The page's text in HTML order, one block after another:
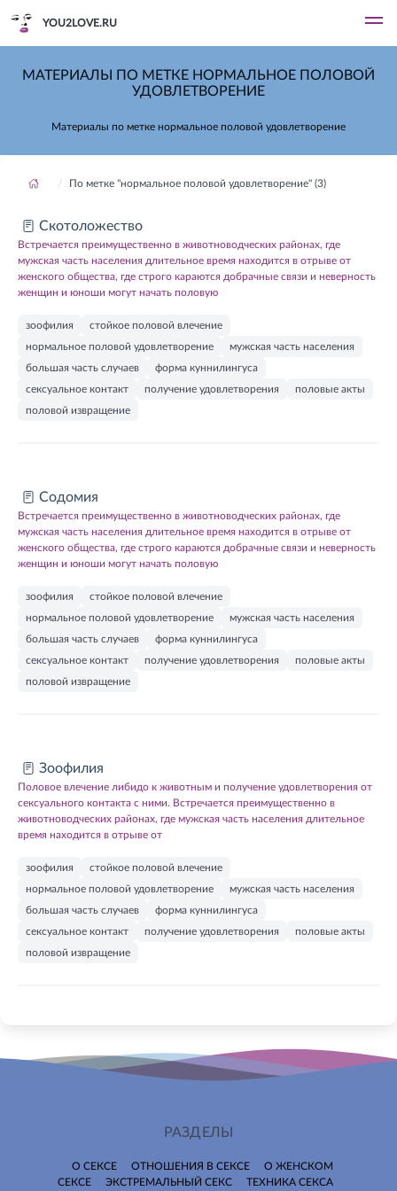
YOU2LOVE.RU
МАТЕРИАЛЫ ПО МЕТКЕ НОРМАЛЬНОЕ ПОЛОВОЙ
УДОВЛЕТВОРЕНИЕ
Материалы по метке нормальное половой удовлетворение
По метке "нормальное половой удовлетворение" (3)
Скотоложество
Встречается преимущественно в животноводческих районах, где
мужская часть населения длительное время находится в отрыве от
женского общества, где строго караются добрачные связи и неверность
женщин и юноши могут начать половую
зоофилия
стойкое половой влечение
нормальное половой удовлетворение
мужская часть населения
большая часть случаев
форма куннилингуса
сексуальное контакт
получение удовлетворения
половые акты
половой извращение
Содомия
Встречается преимущественно в животноводческих районах, где
мужская часть населения длительное время находится в отрыве от
женского общества, где строго караются добрачные связи и неверность
женщин и юноши могут начать половую
зоофилия
стойкое половой влечение
нормальное половой удовлетворение
мужская часть населения
большая часть случаев
форма куннилингуса
сексуальное контакт
получение удовлетворения
половые акты
половой извращение
Зоофилия
Половое влечение либидо к животным и получение удовлетворения от
сексуального контакта с ними. Встречается преимущественно в
животноводческих районах, где мужская часть населения длительное
время находится в отрыве от
зоофилия
стойкое половой влечение
нормальное половой удовлетворение
мужская часть населения
большая часть случаев
форма куннилингуса
сексуальное контакт
получение удовлетворения
половые акты
половой извращение
РАЗДЕЛЫ
О СЕКСЕ ОТНОШЕНИЯ В СЕКСЕ
О ЖЕНСКОМ
СЕКСЕ
ЭКСТРЕМАЛЬНЫЙ СЕКС ТЕХНИКА СЕКСА